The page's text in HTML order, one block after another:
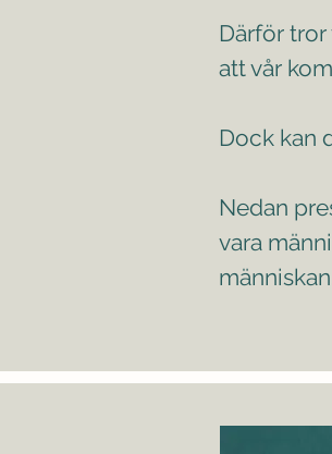
Därför
att vår
Dock kan
Nedan
vara